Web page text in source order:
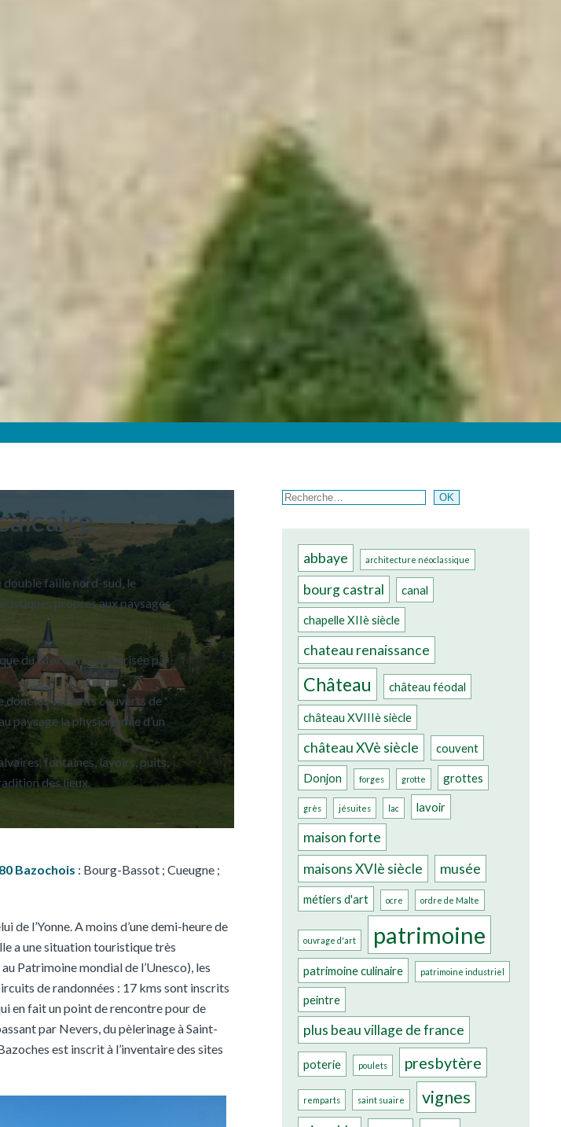
faille nord-sud, le
propres aux paysages
du Morvan caractérisée par
dont les versants couverts de
paysage la physionomie d’un
fontaines, lavoirs, puits,
des lieux.
Bazochois : Bourg-Bassot ; Cueugne ;
de l’Yonne. A moins d’une demi-heure de
a une situation touristique très
Patrimoine mondial de l’Unesco), les
de randonnées : 17 kms sont inscrits
en fait un point de rencontre pour de
par Nevers, du pèlerinage à Saint-
est inscrit à l’inventaire des sites
Rechercher OK
abbaye architecture néoclassique
bourg castral canal
chapelle XIIè siècle
chateau renaissance
Château château féodal
château XVIIIè siècle
château XVè siècle couvent
Donjon forges grotte grottes
grès jésuites lac lavoir
maison forte
maisons XVIè siècle
musée
métiers d'art ocre ordre de Malte
ouvrage d'art patrimoine
patrimoine culinaire patrimoine industriel
peintre
plus beau village de france
poterie poulets presbytère
remparts saint suaire vignes